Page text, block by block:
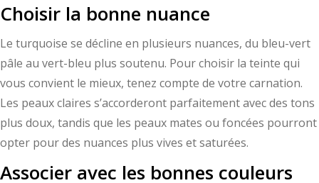
Choisir la bonne nuance
Le turquoise se décline en plusieurs nuances, du bleu-vert
pâle au vert-bleu plus soutenu. Pour choisir la teinte qui
vous convient le mieux, tenez compte de votre carnation.
Les peaux claires s’accorderont parfaitement avec des tons
plus doux, tandis que les peaux mates ou foncées pourront
opter pour des nuances plus vives et saturées.
Associer avec les bonnes couleurs